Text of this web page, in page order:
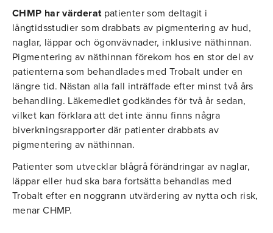
CHMP har värderatpatienter som deltagit i
långtidsstudier som drabbats av pigmentering av hud,
naglar, läppar och ögonvävnader, inklusive näthinnan.
Pigmentering av näthinnan förekom hos en stor del av
patienterna som behandlades med Trobalt under en
längre tid. Nästan alla fall inträffade efter minst två års
behandling. Läkemedlet godkändes för två år sedan,
vilket kan förklara att det inte ännu finns några
biverkningsrapporter där patienter drabbats av
pigmentering av näthinnan.
Patienter som utvecklar blågrå förändringar av naglar,
läppar eller hud ska bara fortsätta behandlas med
Trobalt efter en noggrann utvärdering av nytta och risk,
menar CHMP.